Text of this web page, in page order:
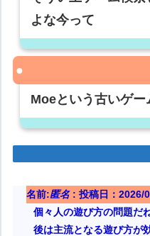
よな今って
Moeという古いゲ
名前:匿名: 投稿日：2026/
個々人の遊び方の問題だ
後は主流となる遊び方が